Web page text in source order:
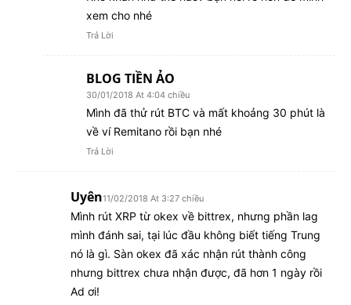
xem cho nhé
Trả Lời
BLOG TIỀN ẢO
30/01/2018 At 4:04 chiều
Mình đã thử rút BTC và mất khoảng 30 phút là
về ví Remitano rồi bạn nhé
Trả Lời
Uyên11/02/2018 At 3:27 chiều
Mình rút XRP từ okex về bittrex, nhưng phần lag
mình đánh sai, tại lúc đầu không biết tiếng Trung
nó là gì. Sàn okex đã xác nhận rút thành công
nhưng bittrex chưa nhận được, đã hơn 1 ngày rồi
Ad ơi!